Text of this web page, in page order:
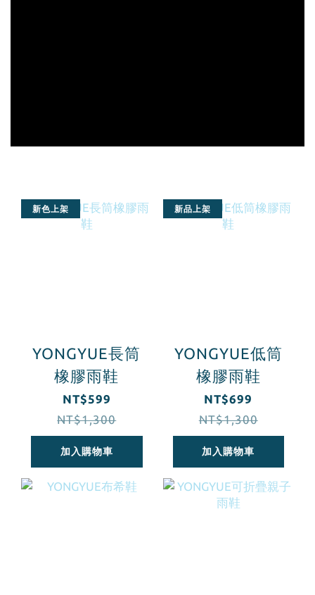
新色上架
YONGYUE長筒
橡膠雨鞋
NT$599
NT$1,300
加入購物車
新品上架
YONGYUE低筒
橡膠雨鞋
NT$699
NT$1,300
加入購物車